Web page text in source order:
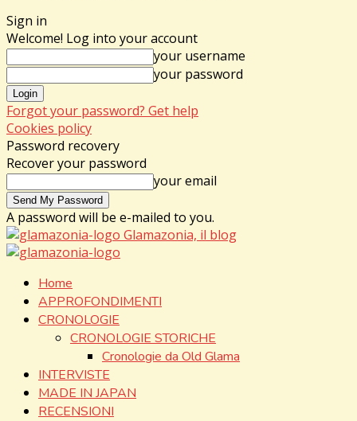
Sign in
Welcome! Log into your account
your username
your password
Forgot your password? Get help
Cookies policy
Password recovery
Recover your password
your email
A password will be e-mailed to you.
Glamazonia, il blog
Home
APPROFONDIMENTI
CRONOLOGIE
CRONOLOGIE STORICHE
Cronologie da Old Glama
INTERVISTE
MADE IN JAPAN
RECENSIONI